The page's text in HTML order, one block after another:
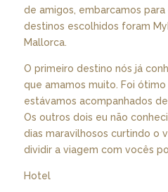
de amigos, embarcamos para
destinos escolhidos foram
Mallorca.
O primeiro destino nós já
que amamos muito. Foi
estávamos acompanhados
Os outros dois eu não
dias maravilhosos curtindo o
dividir a viagem com vocês
Hotel